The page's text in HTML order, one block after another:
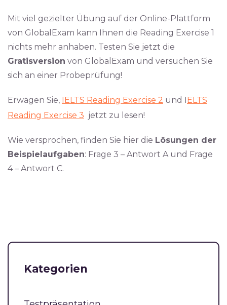
Mit viel gezielter Übung auf der Online-Plattform
von GlobalExam kann Ihnen die Reading Exercise 1
nichts mehr anhaben. Testen Sie jetzt die
Gratisversion von GlobalExam und versuchen Sie
sich an einer Probeprüfung!
Erwägen Sie, IELTS Reading Exercise 2 und IELTS
Reading Exercise 3 jetzt zu lesen!
Wie versprochen, finden Sie hier die Lösungen der
Beispielaufgaben: Frage 3 – Antwort A und Frage
4 – Antwort C.
Kategorien